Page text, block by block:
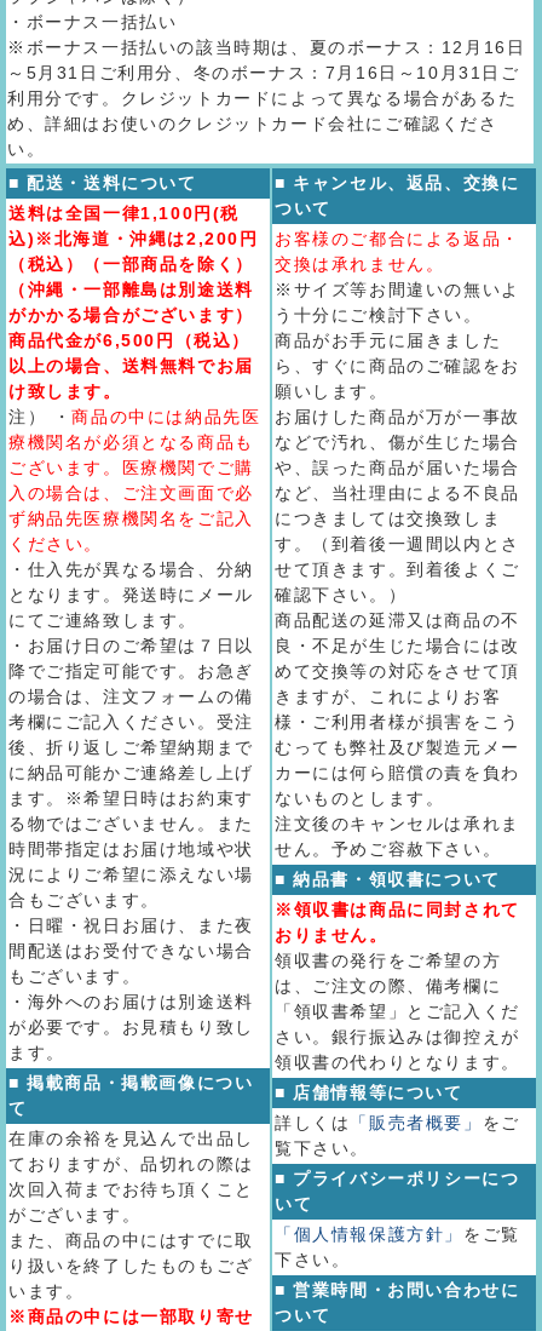
・ボーナス一括払い
※ボーナス一括払いの該当時期は、夏のボーナス：12月16日
～5月31日ご利用分、冬のボーナス：7月16日～10月31日ご
利用分です。クレジットカードによって異なる場合があるた
め、詳細はお使いのクレジットカード会社にご確認くださ
い。
■ 配送・送料について
送料は全国一律1,100円(税
込)※北海道・沖縄は2,200円
（税込）（一部商品を除く）
（沖縄・一部離島は別途送料
がかかる場合がございます）
商品代金が6,500円（税込）
以上の場合、送料無料でお届
け致します。
注） ・商品の中には納品先医
療機関名が必須となる商品も
ございます。医療機関でご購
入の場合は、ご注文画面で必
ず納品先医療機関名をご記入
ください。
・仕入先が異なる場合、分納
となります。発送時にメール
にてご連絡致します。
・お届け日のご希望は７日以
降でご指定可能です。お急ぎ
の場合は、注文フォームの備
考欄にご記入ください。受注
後、折り返しご希望納期まで
に納品可能かご連絡差し上げ
ます。※希望日時はお約束す
る物ではございません。また
時間帯指定はお届け地域や状
況によりご希望に添えない場
合もございます。
・日曜・祝日お届け、また夜
間配送はお受付できない場合
もございます。
・海外へのお届けは別途送料
が必要です。お見積もり致し
ます。
■ 掲載商品・掲載画像につい
て
在庫の余裕を見込んで出品し
ておりますが、品切れの際は
次回入荷までお待ち頂くこと
がございます。
また、商品の中にはすでに取
り扱いを終了したものもござ
います。
※商品の中には一部取り寄せ
■ キャンセル、返品、交換に
ついて
お客様のご都合による返品・
交換は承れません。
※サイズ等お間違いの無いよ
う十分にご検討下さい。
商品がお手元に届きました
ら、すぐに商品のご確認をお
願いします。
お届けした商品が万が一事故
などで汚れ、傷が生じた場合
や、誤った商品が届いた場合
など、当社理由による不良品
につきましては交換致しま
す。（到着後一週間以内とさ
せて頂きます。到着後よくご
確認下さい。）
商品配送の延滞又は商品の不
良・不足が生じた場合には改
めて交換等の対応をさせて頂
きますが、これによりお客
様・ご利用者様が損害をこう
むっても弊社及び製造元メー
カーには何ら賠償の責を負わ
ないものとします。
注文後のキャンセルは承れま
せん。予めご容赦下さい。
■ 納品書・領収書について
※領収書は商品に同封されて
おりません。
領収書の発行をご希望の方
は、ご注文の際、備考欄に
「領収書希望」とご記入くだ
さい。銀行振込みは御控えが
領収書の代わりとなります。
■ 店舗情報等について
詳しくは
「販売者概要」 をご
覧下さい。
■ プライバシーポリシーにつ
いて
「個人情報保護方針」 をご覧
下さい。
■ 営業時間・お問い合わせに
ついて